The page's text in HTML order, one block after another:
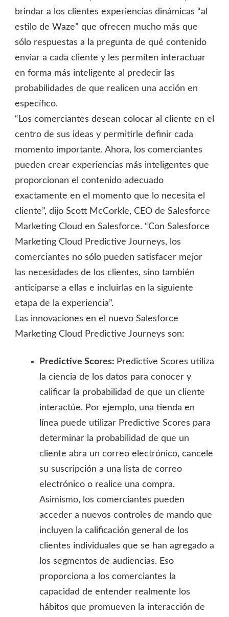
brindar a los clientes experiencias dinámicas “al
estilo de Waze” que ofrecen mucho más que
sólo respuestas a la pregunta de qué contenido
enviar a cada cliente y les permiten interactuar
en forma más inteligente al predecir las
probabilidades de que realicen una acción en
específico.
“Los comerciantes desean colocar al cliente en el
centro de sus ideas y permitirle definir cada
momento importante. Ahora, los comerciantes
pueden crear experiencias más inteligentes que
proporcionan el contenido adecuado
exactamente en el momento que lo necesita el
cliente”, dijo Scott McCorkle, CEO de Salesforce
Marketing Cloud en Salesforce. “Con Salesforce
Marketing Cloud Predictive Journeys, los
comerciantes no sólo pueden satisfacer mejor
las necesidades de los clientes, sino también
anticiparse a ellas e incluirlas en la siguiente
etapa de la experiencia”.
Las innovaciones en el nuevo Salesforce
Marketing Cloud Predictive Journeys son:
Predictive Scores: Predictive Scores utiliza
la ciencia de los datos para conocer y
calificar la probabilidad de que un cliente
interactúe. Por ejemplo, una tienda en
línea puede utilizar Predictive Scores para
determinar la probabilidad de que un
cliente abra un correo electrónico, cancele
su suscripción a una lista de correo
electrónico o realice una compra.
Asimismo, los comerciantes pueden
acceder a nuevos controles de mando que
incluyen la calificación general de los
clientes individuales que se han agregado a
los segmentos de audiencias. Eso
proporciona a los comerciantes la
capacidad de entender realmente los
hábitos que promueven la interacción de